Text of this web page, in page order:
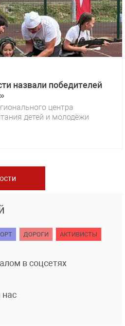
назвали победителей
центра
детей и молодёжи
ДОРОГИ АКТИВИСТЫ
в соцсетях
нас